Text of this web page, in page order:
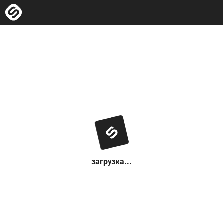
загрузка...